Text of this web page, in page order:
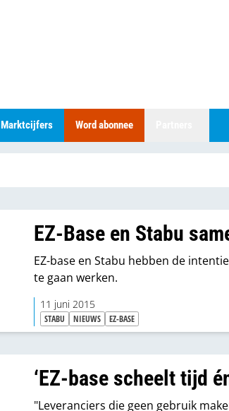
Marktcijfers Word abonnee
EZ-Base en Stabu
EZ-base en Stabu hebben de
te gaan werken.
11 juni 2015
STABU NIEUWS EZ-BASE
‘EZ-base scheelt tijd
"Leveranciers die geen gebruik